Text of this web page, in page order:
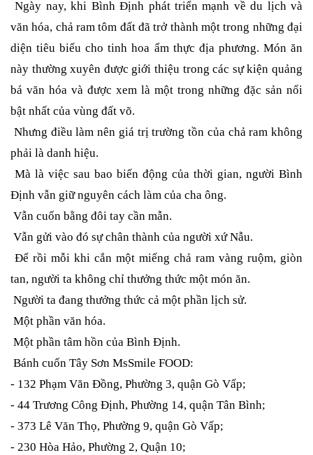
Ngày nay, khi Bình Định phát triển mạnh về du lịch và
văn hóa, chả ram tôm đất đã trở thành một trong những đại
diện tiêu biểu cho tinh hoa ẩm thực địa phương. Món ăn
này thường xuyên được giới thiệu trong các sự kiện quảng
bá văn hóa và được xem là một trong những đặc sản nổi
bật nhất của vùng đất võ.
Nhưng điều làm nên giá trị trường tồn của chả ram không
phải là danh hiệu.
Mà là việc sau bao biến động của thời gian, người Bình
Định vẫn giữ nguyên cách làm của cha ông.
Vẫn cuốn bằng đôi tay cần mẫn.
Vẫn gửi vào đó sự chân thành của người xứ Nẫu.
Để rồi mỗi khi cắn một miếng chả ram vàng ruộm, giòn
tan, người ta không chỉ thưởng thức một món ăn.
Người ta đang thưởng thức cả một phần lịch sử.
Một phần văn hóa.
Một phần tâm hồn của Bình Định.
Bánh cuốn Tây Sơn MsSmile FOOD:
- 132 Phạm Văn Đồng, Phường 3, quận Gò Vấp;
- 44 Trương Công Định, Phường 14, quận Tân Bình;
- 373 Lê Văn Thọ, Phường 9, quận Gò Vấp;
- 230 Hòa Hảo, Phường 2, Quận 10;